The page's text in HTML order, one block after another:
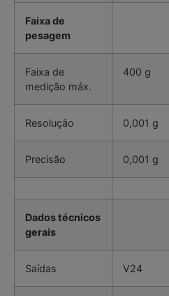
Faixa de
pesagem
Faixa de
medição máx.
400 g
Resolução 0,001 g
Precisão 0,001 g
Dados técnicos
gerais
Saídas V24